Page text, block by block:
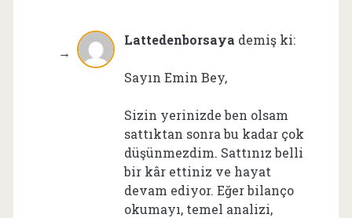
Lattedenborsaya demiş ki:
Sayın Emin Bey,
Sizin yerinizde ben olsam
sattıktan sonra bu kadar çok
düşünmezdim. Sattınız belli
bir kâr ettiniz ve hayat
devam ediyor. Eğer bilanço
okumayı, temel analizi,